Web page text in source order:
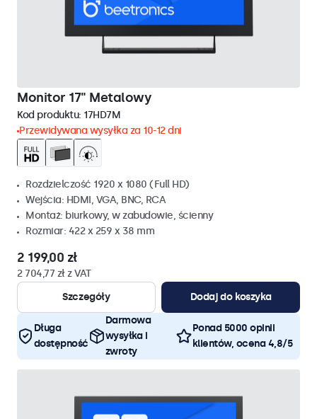
Monitor 17" Metalowy
Kod produktu: 17HD7M
Przewidywana wysyłka za 10-12 dni
Rozdzielczość 1920 x 1080 (Full HD)
Wejścia: HDMI, VGA, BNC, RCA
Montaż: biurkowy, w zabudowie, ścienny
Rozmiar: 422 x 259 x 38 mm
2 199,00 zł
2 704,77 zł z VAT
Szczegóły
Dodaj do koszyka
Długa
dostępność
Darmowa
wysyłka i
zwroty
Ponad 5000 opinii
klientów, ocena 4,8/5